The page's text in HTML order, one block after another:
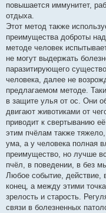
повышается иммунитет,
отдыха.
Этот метод также
преимущества доброты
методе человек
не могут выдержать
паразитирующего
человека, далее не
предлагаемом методе.
в защите улья от ос. Они
двигают животиками от
приводит к свертыванию
этим пчёлам также
ума, а у человека полная
преимущество, но лучше
пчёл, в поведении, в без
Любое событие, действие,
конец, а между этими
зрелость и старость.
связи в болезненных